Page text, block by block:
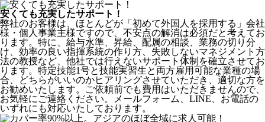
安くても充実したサポート！
弊社のお客様は、ほとんどが 「初めて外国人を採用する」 会社
様・個人事業主様ですので、不安点の解消は必須だと考えてお
ります。特に、給与水準、昇給、配属の相談、業務の切り分
け、効率の良い指揮系統の作り方、失敗しないマネジメント方
法の教授など、 他社では行えないサポート体制 を確立させてお
ります。特定技能1号と技能実習生と両方雇用可能な業種の場
合、どちらがいいのかヒアリングさせていただき、適切な方を
お勧めいたします。ご依頼前でも費用はいただきませんので、
お気軽にご連絡ください。メールフォーム、LINE、お電話の
いずれにも対応いたしております。